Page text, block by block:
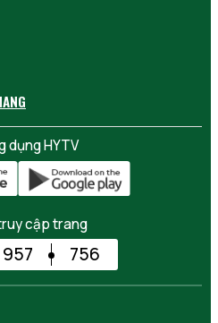
dụng HYTV
cập trang
957 756